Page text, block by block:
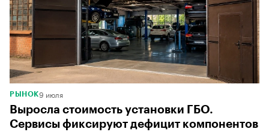
РЫНОК9 июля
Выросла стоимость установки ГБО.
Сервисы фиксируют дефицит компонентов